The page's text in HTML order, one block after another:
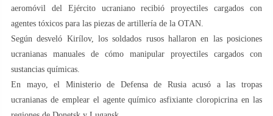
aeromóvil del Ejército ucraniano recibió proyectiles cargados con
agentes tóxicos para las piezas de artillería de la OTAN.
Según desveló Kirílov, los soldados rusos hallaron en las posiciones
ucranianas manuales de cómo manipular proyectiles cargados con
sustancias químicas.
En mayo, el Ministerio de Defensa de Rusia acusó a las tropas
ucranianas de emplear el agente químico asfixiante cloropicrina en las